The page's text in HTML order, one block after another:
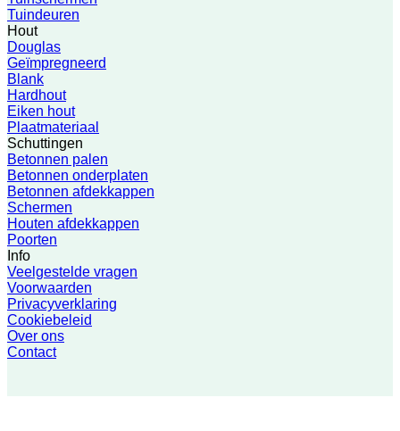
Tuindeuren
Hout
Douglas
Geïmpregneerd
Blank
Hardhout
Eiken hout
Plaatmateriaal
Schuttingen
Betonnen palen
Betonnen onderplaten
Betonnen afdekkappen
Schermen
Houten afdekkappen
Poorten
Info
Veelgestelde vragen
Voorwaarden
Privacyverklaring
Cookiebeleid
Over ons
Contact